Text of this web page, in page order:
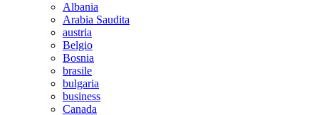
Albania
Arabia Saudita
austria
Belgio
Bosnia
brasile
bulgaria
business
Canada